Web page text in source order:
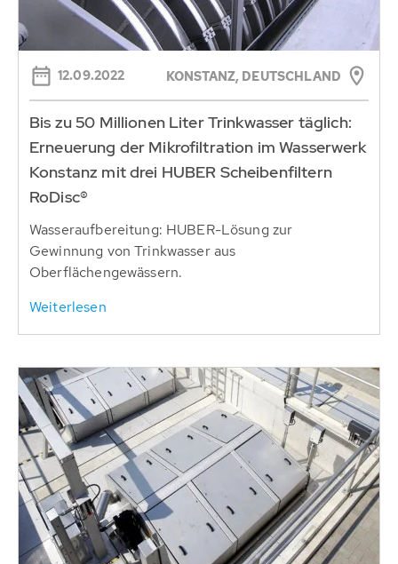
12.09.2022 KONSTANZ, DEUTSCHLAND
Bis zu 50 Millionen Liter Trinkwasser täglich:
Erneuerung der Mikrofiltration im Wasserwerk
Konstanz mit drei HUBER Scheibenfiltern
RoDisc®
Wasseraufbereitung: HUBER-Lösung zur
Gewinnung von Trinkwasser aus
Oberflächengewässern.
Weiterlesen